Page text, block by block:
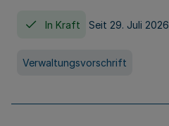
In Kraft Seit 29. Juli 2026
Verwaltungsvorschrift